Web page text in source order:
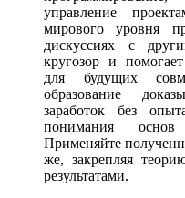
управление
мирового уровня
дискуссиях с
кругозор и
для будущих
образование
заработок без
понимания
Применяйте
же, закрепляя
результатами.